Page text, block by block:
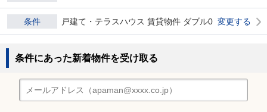
条件 戸建て・テラスハウス 賃貸物件 ダブル0 変更する
条件にあった新着物件を受け取る